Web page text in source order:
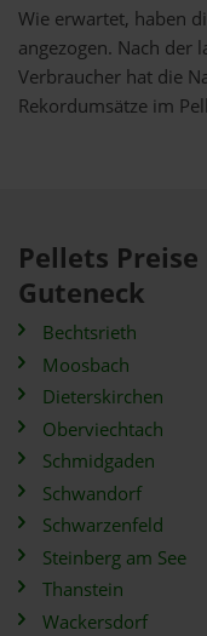
Wie erwartet, haben
angezogen. Nach der
Verbraucher hat die
Rekordumsätze im
Pellets
Guteneck
Bechtsrieth
Moosbach
Dieterskirchen
Oberviechtach
Schmidgaden
Schwandorf
Schwarzenfeld
Steinberg am See
Thanstein
Wackersdorf